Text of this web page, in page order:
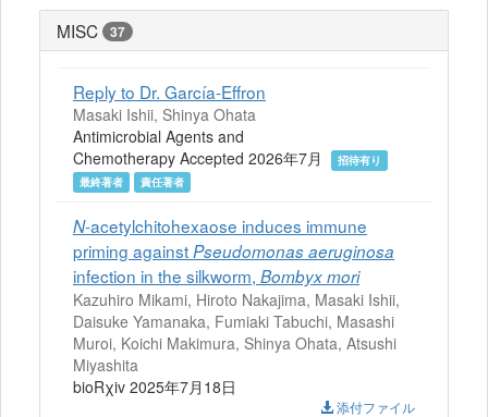
MISC 37
Reply to Dr. García-Effron
Masaki Ishii, Shinya Ohata
Antimicrobial Agents and
Chemotherapy Accepted 2026年7月
招待有り
最終著者
責任著者
N-acetylchitohexaose induces immune
priming against Pseudomonas aeruginosa
infection in the silkworm, Bombyx mori
Kazuhiro Mikami, Hiroto Nakajima, Masaki Ishii,
Daisuke Yamanaka, Fumiaki Tabuchi, Masashi
Muroi, Koichi Makimura, Shinya Ohata, Atsushi
Miyashita
bioRχiv 2025年7月18日
添付ファイル